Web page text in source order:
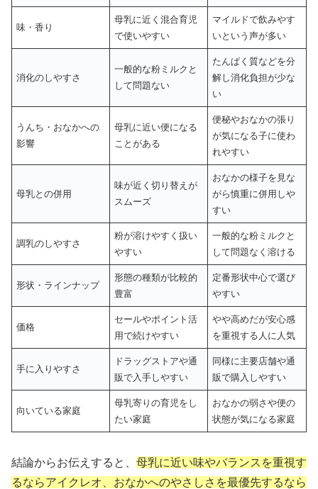
味・香り
母乳に近く混合育児
で使いやすい
マイルドで飲みやす
いという声が多い
消化のしやすさ
一般的な粉ミルクと
して問題ない
たんぱく質などを分
解し消化負担が少な
い
うんち・おなかへの
影響
母乳に近い便になる
ことがある
便秘やおなかの張り
が気になる子に使わ
れやすい
母乳との併用
味が近く切り替えが
スムーズ
おなかの様子を見な
がら慎重に併用しや
すい
調乳のしやすさ
粉が溶けやすく扱い
やすい
一般的な粉ミルクと
して問題なく溶ける
形状・ラインナップ
形態の種類が比較的
豊富
定番形状中心で選び
やすい
価格
セールやポイント活
用で続けやすい
やや高めだが安心感
を重視する人に人気
手に入りやすさ
ドラッグストアや通
販で入手しやすい
同様に主要店舗や通
販で購入しやすい
向いている家庭
母乳寄りの育児をし
たい家庭
おなかの弱さや便の
状態が気になる家庭
結論からお伝えすると、 母乳に近い味やバランスを重視す
るならアイクレオ、おなかへのやさしさを最優先するなら